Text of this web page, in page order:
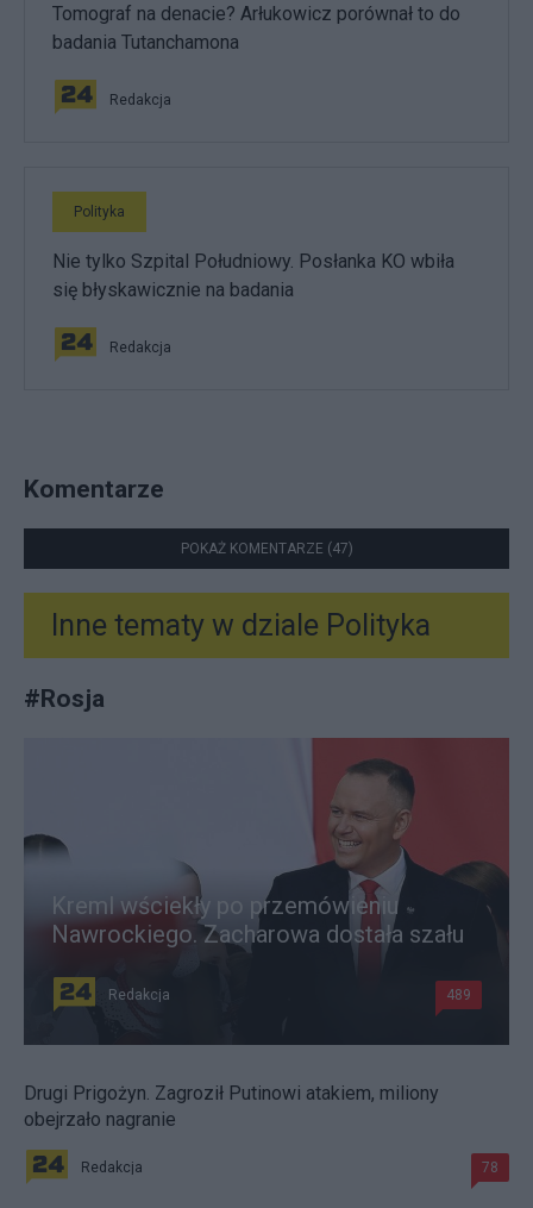
Tomograf na denacie? Arłukowicz porównał to do
badania Tutanchamona
Redakcja
Polityka
Nie tylko Szpital Południowy. Posłanka KO wbiła
się błyskawicznie na badania
Redakcja
Komentarze
POKAŻ KOMENTARZE (47)
Inne tematy w dziale Polityka
#Rosja
Kreml wściekły po przemówieniu
Nawrockiego. Zacharowa dostała szału
Redakcja 489
Drugi Prigożyn. Zagroził Putinowi atakiem, miliony
obejrzało nagranie
Redakcja 78